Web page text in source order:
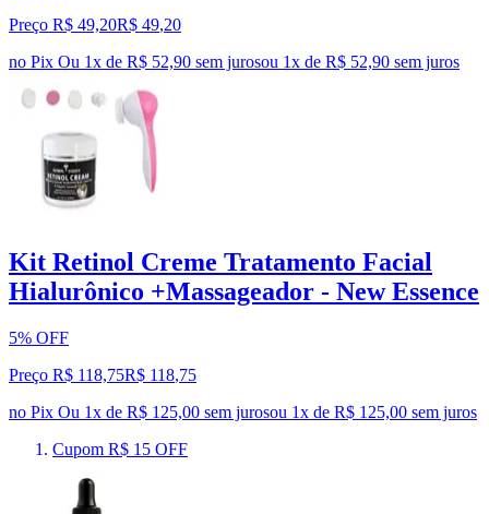
Preço R$ 49,20R$ 49,20
no Pix Ou 1x de R$ 52,90 sem jurosou 1x de R$ 52,90 sem juros
Kit Retinol Creme Tratamento Facial
Hialurônico +Massageador - New Essence
5% OFF
Preço R$ 118,75R$ 118,75
no Pix Ou 1x de R$ 125,00 sem jurosou 1x de R$ 125,00 sem juros
Cupom R$ 15 OFF